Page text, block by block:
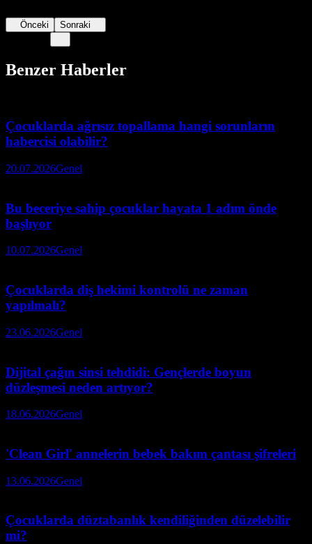
Önceki Sonraki
Benzer Haberler
Çocuklarda ağrısız topallama hangi sorunların
habercisi olabilir?
20.07.2026Genel
Bu beceriye sahip çocuklar hayata 1 adım önde
başlıyor
10.07.2026Genel
Çocuklarda diş hekimi kontrolü ne zaman
yapılmalı?
23.06.2026Genel
Dijital çağın sinsi tehdidi: Gençlerde boyun
düzleşmesi neden artıyor?
18.06.2026Genel
'Clean Girl' annelerin bebek bakım çantası şifreleri
13.06.2026Genel
Çocuklarda düztabanlık kendiliğinden düzelebilir
mi?